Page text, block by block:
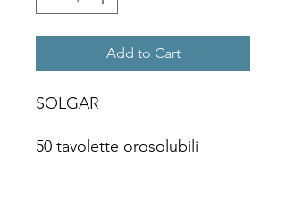
Add to Cart
SOLGAR
50 tavolette orosolubili